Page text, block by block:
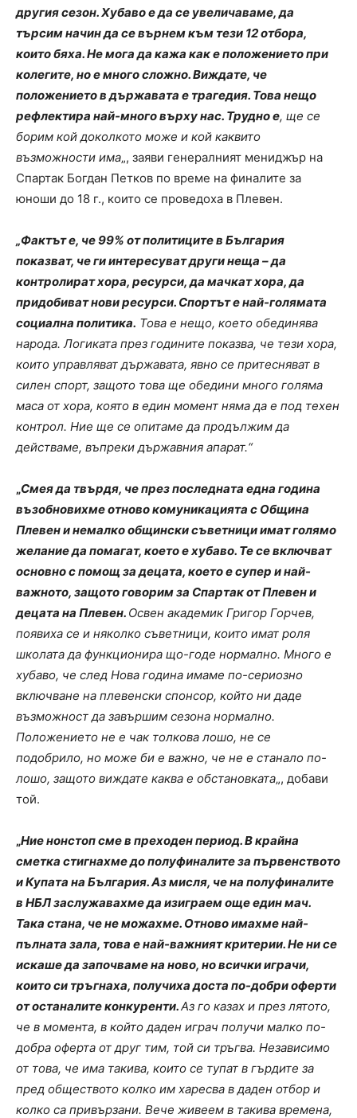
другия сезон. Хубаво е да се увеличаваме, да
търсим начин да се върнем към тези 12 отбора,
които бяха. Не мога да кажа как е положението при
колегите, но е много сложно. Виждате, че
положението в държавата е трагедия. Това нещо
рефлектира най-много върху нас. Трудно е, ще се
борим кой доколкото може и кой каквито
възможности има„, заяви генералният мениджър на
Спартак Богдан Петков по време на финалите за
юноши до 18 г., които се проведоха в Плевен.
„Фактът е, че 99% от политиците в България
показват, че ги интересуват други неща – да
контролират хора, ресурси, да мачкат хора, да
придобиват нови ресурси. Спортът е най-голямата
социална политика. Това е нещо, което обединява
народа. Логиката през годините показва, че тези хора,
които управляват държавата, явно се притесняват в
силен спорт, защото това ще обедини много голяма
маса от хора, която в един момент няма да е под техен
контрол. Ние ще се опитаме да продължим да
действаме, въпреки държавния апарат.“
„Смея да твърдя, че през последната една година
възобновихме отново комуникацията с Община
Плевен и немалко общински съветници имат голямо
желание да помагат, което е хубаво. Те се включват
основно с помощ за децата, което е супер и най-
важното, защото говорим за Спартак от Плевен и
децата на Плевен. Освен академик Григор Горчев,
появиха се и няколко съветници, които имат роля
школата да функционира що-годе нормално. Много е
хубаво, че след Нова година имаме по-сериозно
включване на плевенски спонсор, който ни даде
възможност да завършим сезона нормално.
Положението не е чак толкова лошо, не се
подобрило, но може би е важно, че не е станало по-
лошо, защото виждате каква е обстановката„, добави
той.
„Ние нонстоп сме в преходен период. В крайна
сметка стигнахме до полуфиналите за първенството
и Купата на България. Аз мисля, че на полуфиналите
в НБЛ заслужавахме да изиграем още един мач.
Така стана, че не можахме. Отново имахме най-
пълната зала, това е най-важният критерии. Не ни се
искаше да започваме на ново, но всички играчи,
които си тръгнаха, получиха доста по-добри оферти
от останалите конкуренти.Аз го казах и през лятото,
че в момента, в който даден играч получи малко по-
добра оферта от друг тим, той си тръгва. Независимо
от това, че има такива, които се тупат в гърдите за
пред обществото колко им харесва в даден отбор и
колко са привързани. Вече живеем в такива времена,